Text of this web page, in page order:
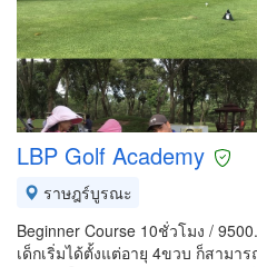
LBP Golf Academy
ราษฎร์บูรณะ
Beginner Course 10ชั่วโมง /
เด็กเริ่มได้ตั้งแต่อายุ 4ขวบ ก็สามา